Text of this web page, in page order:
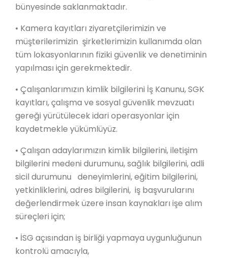
bünyesinde saklanmaktadır.
• Kamera kayıtları ziyaretçilerimizin ve
müşterilerimizin şirketlerimizin kullanımda olan
tüm lokasyonlarının fiziki güvenlik ve denetiminin
yapılması için gerekmektedir.
• Çalışanlarımızın kimlik bilgilerini İş Kanunu, SGK
kayıtları, çalışma ve sosyal güvenlik mevzuatı
gereği yürütülecek idari operasyonlar için
kaydetmekle yükümlüyüz.
• Çalışan adaylarımızın kimlik bilgilerini, iletişim
bilgilerini medeni durumunu, sağlık bilgilerini, adli
sicil durumunu deneyimlerini, eğitim bilgilerini,
yetkinliklerini, adres bilgilerini, iş başvurularını
değerlendirmek üzere insan kaynakları işe alım
süreçleri için;
• İSG açısından iş birliği yapmaya uygunluğunun
kontrolü amacıyla,